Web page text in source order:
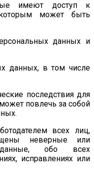
имеют доступ к
может быть
данных и
данных, в том числе
последствия для
повлечь за собой
всех лиц,
неверные или
обо всех
исправлениях или